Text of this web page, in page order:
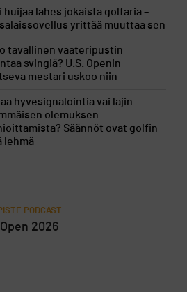
huijaa lähes jokaista golfaria –
yrittää muuttaa sen
tavallinen vaateripustin
svingiä? U.S. Openin
mestari uskoo niin
hyvesignalointia vai lajin
olemuksen
Säännöt ovat golfin
lehmä
PODCAST
2026